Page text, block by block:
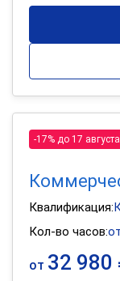
-17% до 17 августа
Квалификация:
Кол-во часов:
от 32 980